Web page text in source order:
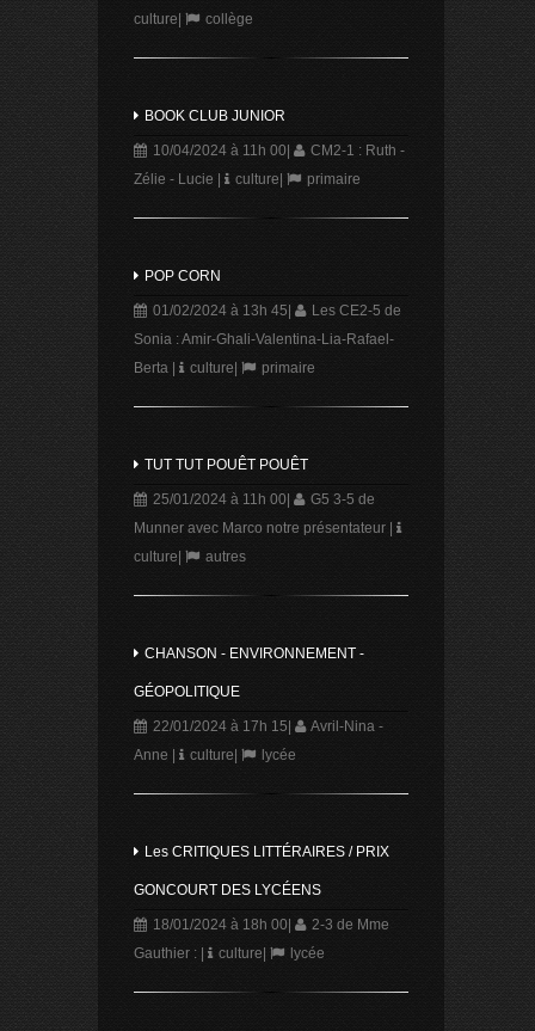
culture
collège
BOOK CLUB JUNIOR
10/04/2024 à 11h 00
CM2-1 : Ruth -
Zélie - Lucie
culture primaire
POP CORN
01/02/2024 à 13h 45
Les CE2-5 de
Sonia : Amir-Ghali-Valentina-Lia-Rafael-
Berta| culture primaire
TUT TUT POUÊT POUÊT
25/01/2024 à 11h 00|
G5 3-5 de
Munner avec Marco notre présentateur|
culture
autres
CHANSON - ENVIRONNEMENT -
GÉOPOLITIQUE
22/01/2024 à 17h 15
Avril-Nina -
Anne
culture lycée
Les CRITIQUES LITTÉRAIRES / PRIX
GONCOURT DES LYCÉENS
18/01/2024 à 18h 00
2-3 de Mme
Gauthier :
culture lycée